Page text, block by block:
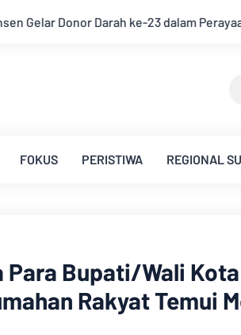
Sinsen Bupati Muarojambi
FOKUS PERISTIWA REGIONAL
Para Bupati/Wali Kota
Rakyat Temui